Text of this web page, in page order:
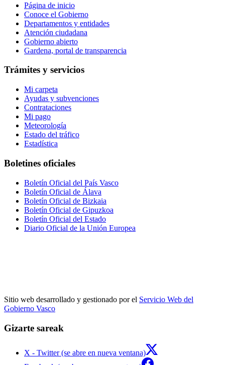
Página de inicio
Conoce el Gobierno
Departamentos y entidades
Atención ciudadana
Gobierno abierto
Gardena, portal de transparencia
Trámites y servicios
Mi carpeta
Ayudas y subvenciones
Contrataciones
Mi pago
Meteorología
Estado del tráfico
Estadística
Boletines oficiales
Boletín Oficial del País Vasco
Boletín Oficial de Álava
Boletín Oficial de Bizkaia
Boletín Oficial de Gipuzkoa
Boletín Oficial del Estado
Diario Oficial de la Unión Europea
Sitio web desarrollado y gestionado por el Servicio Web del
Gobierno Vasco
Gizarte sareak
X - Twitter (se abre en nueva ventana)